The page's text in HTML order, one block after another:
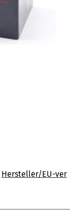
Hersteller/EU-ver